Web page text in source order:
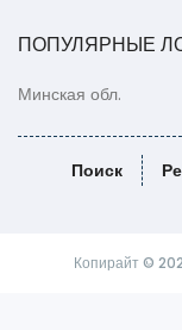
ПОПУЛЯРНЫЕ
Минская обл.
Поиск
Копирайт ©